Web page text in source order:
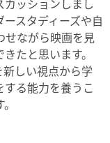
カッションしまし
スタディーズや自
せながら映画を見
たと思います。
しい視点から学
る能力を養うこ